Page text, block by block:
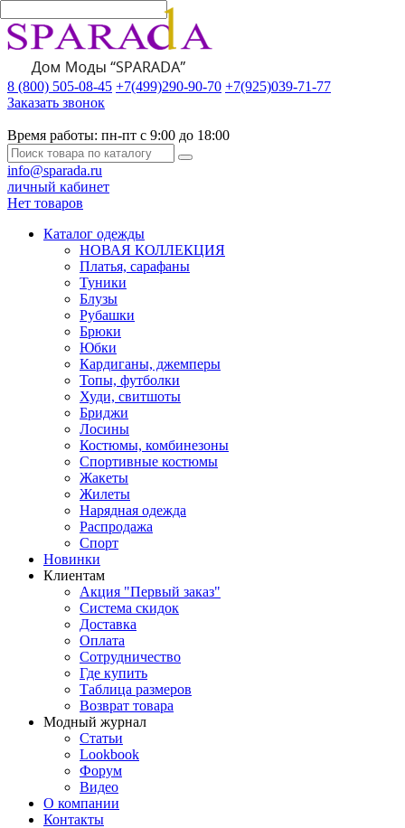
8 (800) 505-08-45 +7(499)290-90-70 +7(925)039-71-77
Заказать звонок
Время работы: пн-пт с 9:00 до 18:00
info@sparada.ru
личный кабинет
Нет товаров
Каталог одежды
НОВАЯ КОЛЛЕКЦИЯ
Платья, сарафаны
Туники
Блузы
Рубашки
Брюки
Юбки
Кардиганы, джемперы
Топы, футболки
Худи, свитшоты
Бриджи
Лосины
Костюмы, комбинезоны
Спортивные костюмы
Жакеты
Жилеты
Нарядная одежда
Распродажа
Спорт
Новинки
Клиентам
Акция "Первый заказ"
Система скидок
Доставка
Оплата
Сотрудничество
Где купить
Таблица размеров
Возврат товара
Модный журнал
Статьи
Lookbook
Форум
Видео
О компании
Контакты